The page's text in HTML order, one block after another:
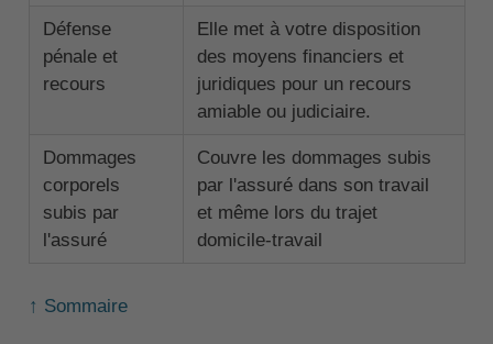
Défense
pénale et
recours
Elle met à votre disposition
des moyens financiers et
juridiques pour un recours
amiable ou judiciaire.
Dommages
corporels
subis par
l'assuré
Couvre les dommages subis
par l'assuré dans son travail
et même lors du trajet
domicile-travail
↑ Sommaire